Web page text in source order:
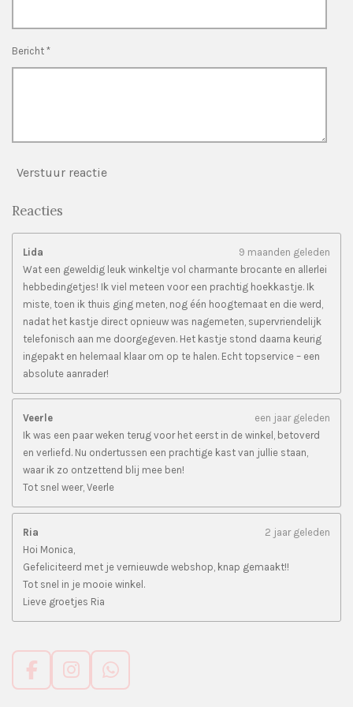
Bericht *
Verstuur reactie
Reacties
Lida
9 maanden geleden
Wat een geweldig leuk winkeltje vol charmante brocante en allerlei
hebbedingetjes! Ik viel meteen voor een prachtig hoekkastje. Ik
miste, toen ik thuis ging meten, nog één hoogtemaat en die werd,
nadat het kastje direct opnieuw was nagemeten, supervriendelijk
telefonisch aan me doorgegeven. Het kastje stond daarna keurig
ingepakt en helemaal klaar om op te halen. Echt topservice – een
absolute aanrader!
Veerle
een jaar geleden
Ik was een paar weken terug voor het eerst in de winkel, betoverd
en verliefd. Nu ondertussen een prachtige kast van jullie staan,
waar ik zo ontzettend blij mee ben!
Tot snel weer, Veerle
Ria
2 jaar geleden
Hoi Monica,
Gefeliciteerd met je vernieuwde webshop, knap gemaakt!!
Tot snel in je mooie winkel.
Lieve groetjes Ria
F
I
W